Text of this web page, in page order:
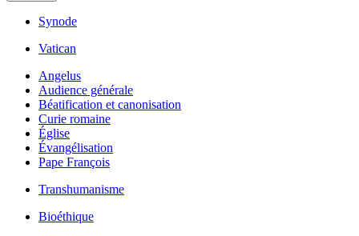
Synode
Vatican
Angelus
Audience générale
Béatification et canonisation
Curie romaine
Église
Évangélisation
Pape François
Transhumanisme
Bioéthique